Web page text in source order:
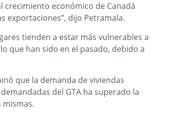
económico de Canadá
exportaciones”, dijo Petramala.
tienden a estar más vulnerables a
que han sido en el pasado, debido a
que la demanda de viviendas
del GTA ha superado la
mismas.